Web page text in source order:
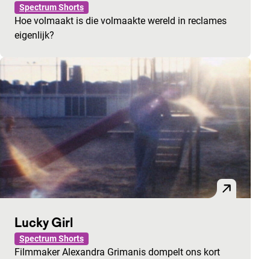
Spectrum Shorts
Hoe volmaakt is die volmaakte wereld in reclames
eigenlijk?
Lucky Girl
Spectrum Shorts
Filmmaker Alexandra Grimanis dompelt ons kort